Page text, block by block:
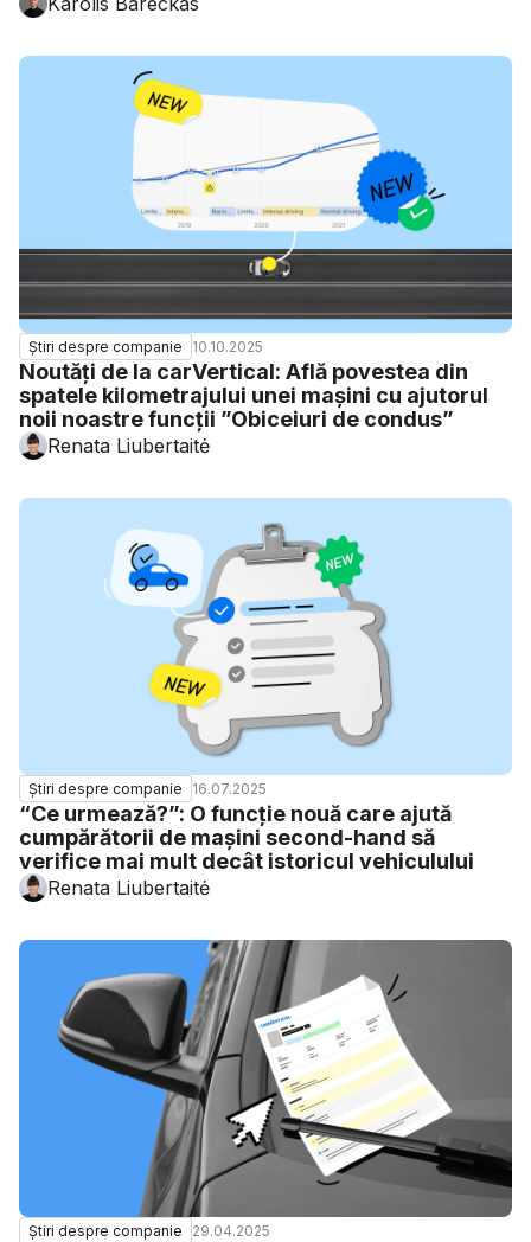
Știri despre companie 10.10.2025
Noutăți de la carVertical: Află povestea din
spatele kilometrajului unei mașini cu ajutorul
noii noastre funcții ”Obiceiuri de condus”
Renata Liubertaitė
Știri despre companie 16.07.2025
“Ce urmează?”: O funcție nouă care ajută
cumpărătorii de mașini second-hand să
verifice mai mult decât istoricul vehiculului
Renata Liubertaitė
Știri despre companie 29.04.2025